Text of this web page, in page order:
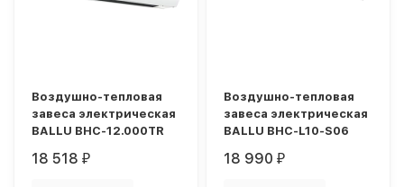
Воздушно-тепловая
завеса электрическая
BALLU BHC-12.000TR
18 518₽
Воздушно-тепловая
завеса электрическая
BALLU BHC-L10-S06
18 990₽